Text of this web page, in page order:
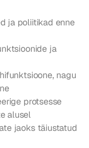
ja poliitikad enne
ja
nagu
protsesse
alusel
jaoks täiustatud